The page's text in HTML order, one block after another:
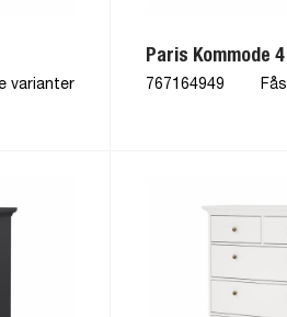
varianter
Paris Kommode
767164949